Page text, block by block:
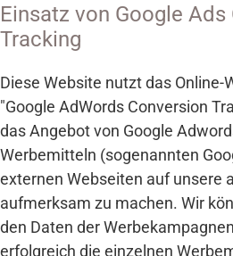
Einsatz von Google
Tracking
Diese Website nutzt das Online-
"Google AdWords Conversion
das Angebot von Google
Werbemitteln (sogenannten
externen Webseiten auf unsere
aufmerksam zu machen. Wir
den Daten der
erfolgreich die einzelnen